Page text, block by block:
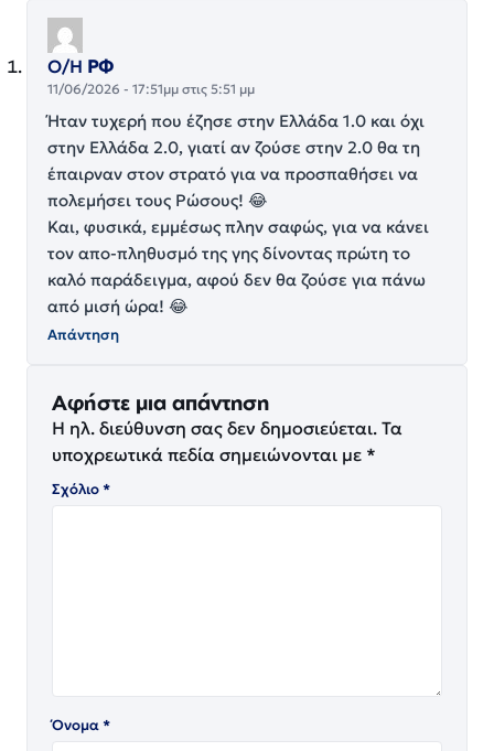
Ο/Η ΡΦ
11/06/2026 - 17:51μμ στις 5:51 μμ
Ήταν τυχερή που έζησε στην Ελλάδα 1.0 και όχι
στην Ελλάδα 2.0, γιατί αν ζούσε στην 2.0 θα τη
έπαιρναν στον στρατό για να προσπαθήσει να
πολεμήσει τους Ρώσους! 😂
Και, φυσικά, εμμέσως πλην σαφώς, για να κάνει
τον απο-πληθυσμό της γης δίνοντας πρώτη το
καλό παράδειγμα, αφού δεν θα ζούσε για πάνω
από μισή ώρα! 😂
Απάντηση
Αφήστε μια απάντηση
Η ηλ. διεύθυνση σας δεν δημοσιεύεται. Τα
υποχρεωτικά πεδία σημειώνονται με *
Σχόλιο*
Όνομα*